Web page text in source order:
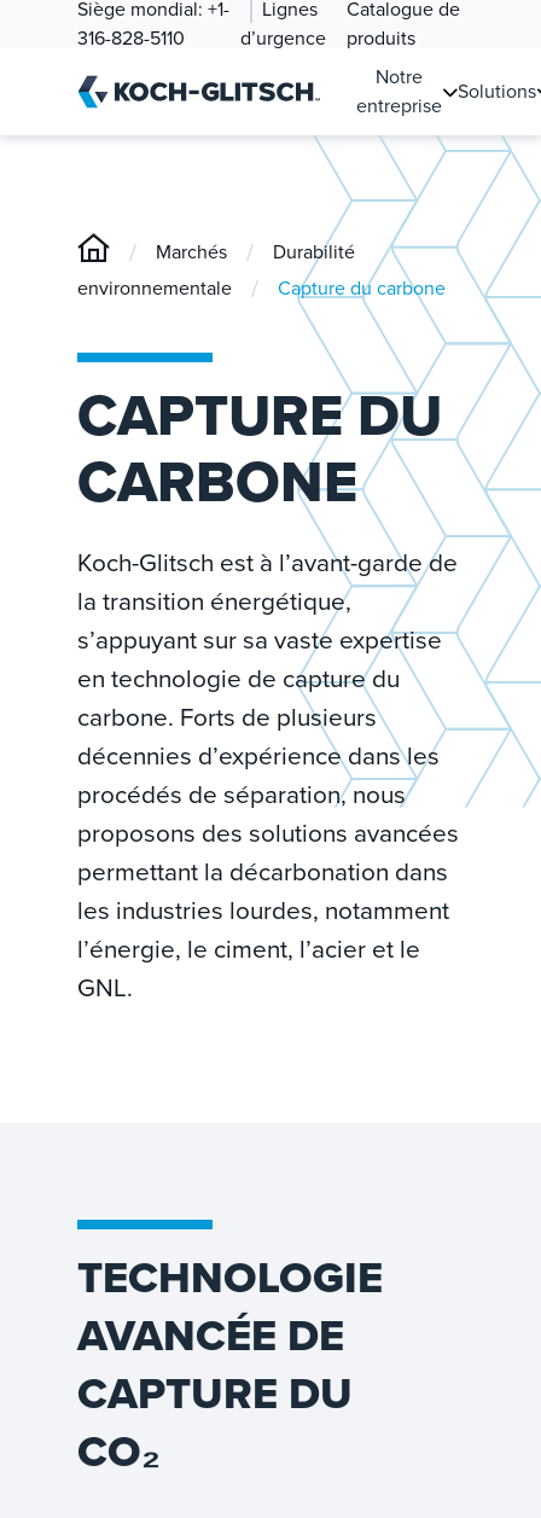
Siège mondial: +1-
316-828-5110
Lignes
d’urgence
Catalogue de
produits
Notre
entreprise
Solutions
/ Marchés /
Durabilité
environnementale
/ Capture du carbone
CAPTURE DU
CARBONE
Koch-Glitsch est à l’avant-garde de
la transition énergétique,
s’appuyant sur sa vaste expertise
en technologie de capture du
carbone. Forts de plusieurs
décennies d’expérience dans les
procédés de séparation, nous
proposons des solutions avancées
permettant la décarbonation dans
les industries lourdes, notamment
l’énergie, le ciment, l’acier et le
GNL.
TECHNOLOGIE
AVANCÉE DE
CAPTURE DU
CO₂